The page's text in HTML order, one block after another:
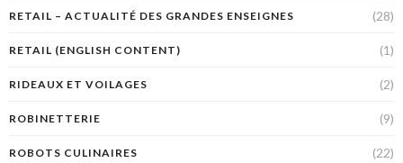
RETAIL – ACTUALITÉ DES GRANDES ENSEIGNES (28)
RETAIL (ENGLISH CONTENT) (1)
RIDEAUX ET VOILAGES (2)
ROBINETTERIE (9)
ROBOTS CULINAIRES (22)